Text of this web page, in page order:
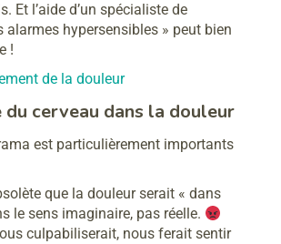
Et l’aide d’un spécialiste de
alarmes hypersensibles » peut bien
!
de la douleur
du cerveau dans la douleur
est particulièrement importants
que la douleur serait « dans
le sens imaginaire, pas réelle.
culpabiliserait, nous ferait sentir